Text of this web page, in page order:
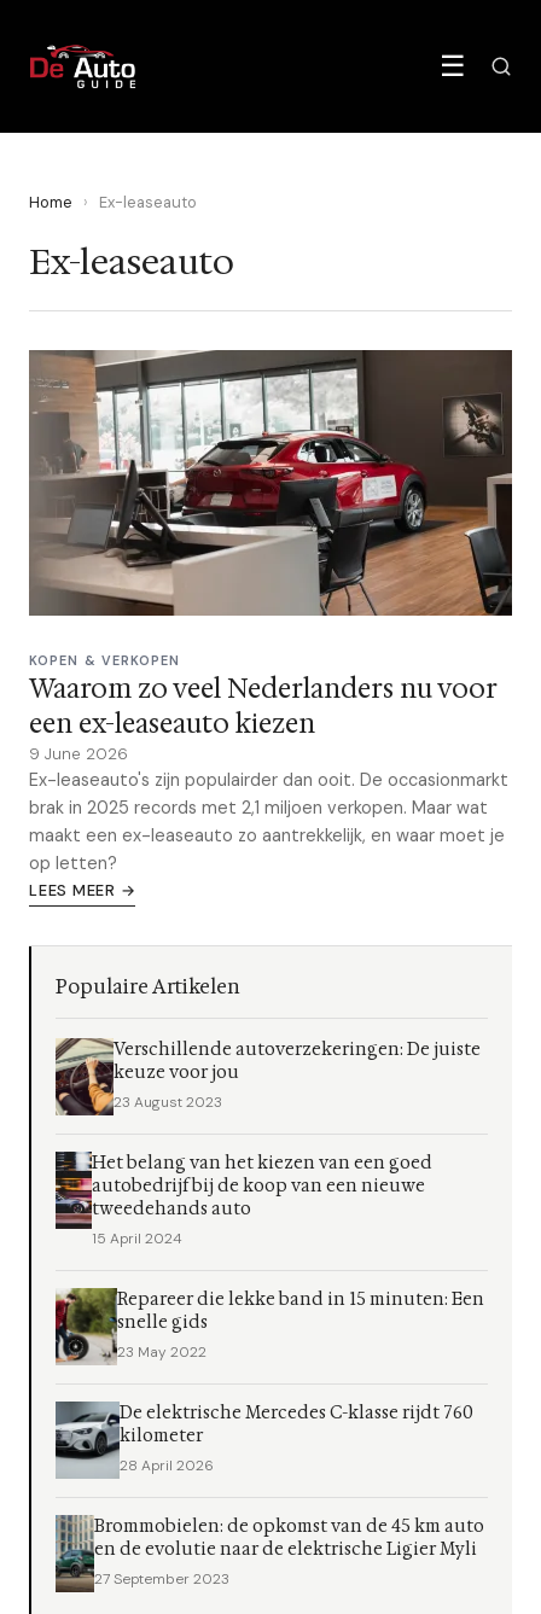
☰
Home › Ex-leaseauto
Ex-leaseauto
KOPEN & VERKOPEN
Waarom zo veel Nederlanders nu voor
een ex-leaseauto kiezen
9 June 2026
Ex-leaseauto's zijn populairder dan ooit. De occasionmarkt
brak in 2025 records met 2,1 miljoen verkopen. Maar wat
maakt een ex-leaseauto zo aantrekkelijk, en waar moet je
op letten?
LEES MEER →
Populaire Artikelen
Verschillende autoverzekeringen: De juiste
keuze voor jou
23 August 2023
Het belang van het kiezen van een goed
autobedrijf bij de koop van een nieuwe
tweedehands auto
15 April 2024
Repareer die lekke band in 15 minuten: Een
snelle gids
23 May 2022
De elektrische Mercedes C-klasse rijdt 760
kilometer
28 April 2026
Brommobielen: de opkomst van de 45 km auto
en de evolutie naar de elektrische Ligier Myli
27 September 2023